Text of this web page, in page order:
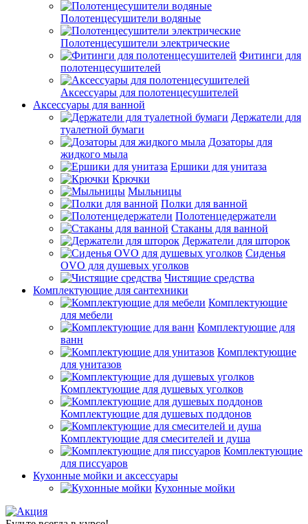
Полотенцесушители водяные
Полотенцесушители электрические
Фитинги для
полотенцесушителей
Аксессуары для полотенцесушителей
Аксессуары для ванной
Держатели для
туалетной бумаги
Дозаторы для
жидкого мыла
Ершики для унитаза
Крючки
Мыльницы
Полки для ванной
Полотенцедержатели
Стаканы для ванной
Держатели для шторок
Сиденья
OVO для душевых уголков
Чистящие средства
Комплектующие для сантехники
Комплектующие
для мебели
Комплектующие для
ванн
Комплектующие
для унитазов
Комплектующие для душевых уголков
Комплектующие для душевых поддонов
Комплектующие для смесителей и душа
Комплектующие
для писсуаров
Кухонные мойки и аксессуары
Кухонные мойки